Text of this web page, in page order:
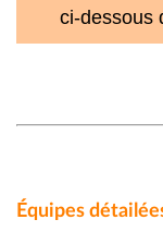
ci-dessous
Équipes